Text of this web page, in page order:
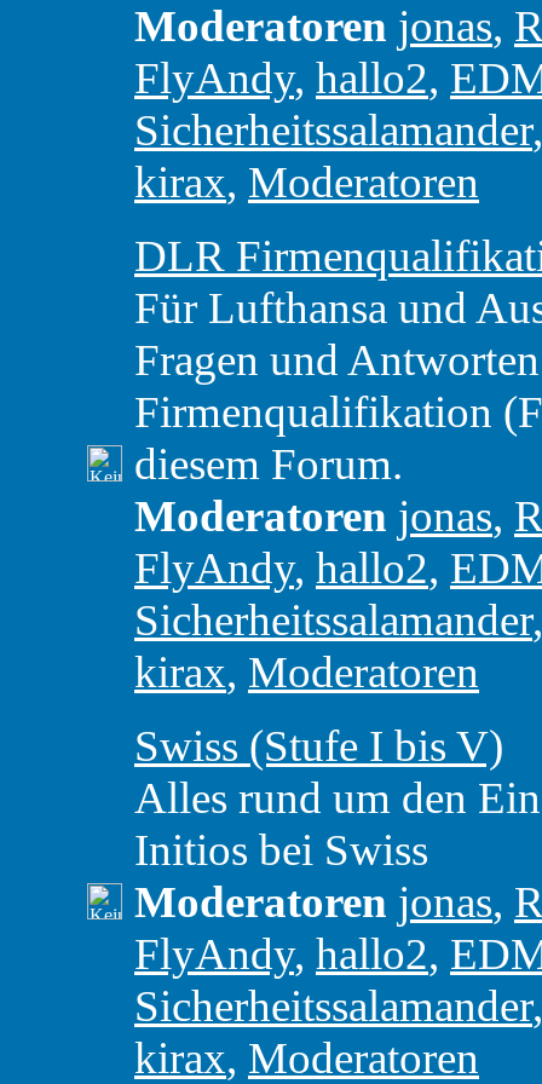
Moderatoren jonas,
FlyAndy, hallo2,
Sicherheitssalamander
kirax, Moderatoren
DLR
Für Lufthansa und
Fragen und
Firmenqualifikation
diesem Forum.
Moderatoren jonas,
FlyAndy, hallo2,
Sicherheitssalamander
kirax, Moderatoren
Swiss (Stufe I bis V)
Alles rund um den
Initios bei Swiss
Moderatoren jonas,
FlyAndy, hallo2,
Sicherheitssalamander
kirax, Moderatoren